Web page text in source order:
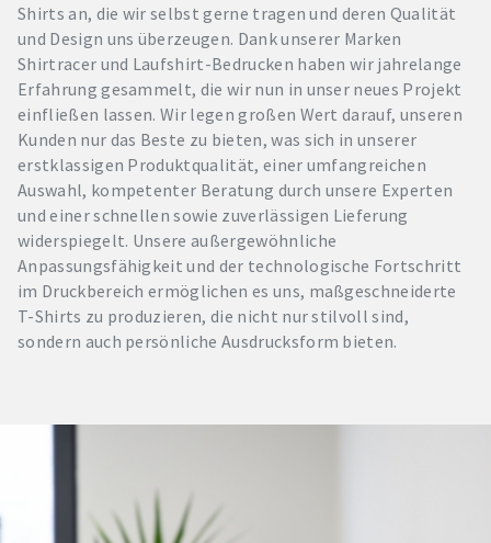
Shirts an, die wir selbst gerne tragen und deren Qualität
und Design uns überzeugen. Dank unserer Marken
Shirtracer und Laufshirt-Bedrucken haben wir jahrelange
Erfahrung gesammelt, die wir nun in unser neues Projekt
einfließen lassen. Wir legen großen Wert darauf, unseren
Kunden nur das Beste zu bieten, was sich in unserer
erstklassigen Produktqualität, einer umfangreichen
Auswahl, kompetenter Beratung durch unsere Experten
und einer schnellen sowie zuverlässigen Lieferung
widerspiegelt. Unsere außergewöhnliche
Anpassungsfähigkeit und der technologische Fortschritt
im Druckbereich ermöglichen es uns, maßgeschneiderte
T-Shirts zu produzieren, die nicht nur stilvoll sind,
sondern auch persönliche Ausdrucksform bieten.